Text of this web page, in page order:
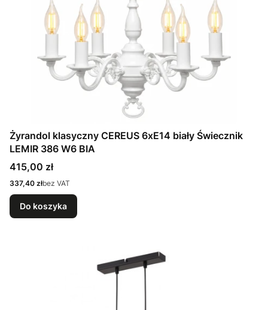
Żyrandol klasyczny CEREUS 6xE14 biały Świecznik
LEMIR 386 W6 BIA
Cena
415,00 zł
Cena
337,40 złbez VAT
Do koszyka